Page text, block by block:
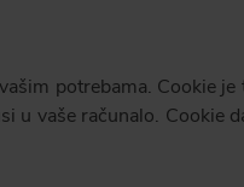
potrebama. Cookie
vaše računalo. Cookie